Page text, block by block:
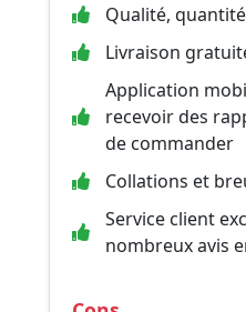
Qualité,
Livraison
Application
recevoir des
de commander
Collations et
Service client
nombreux avis